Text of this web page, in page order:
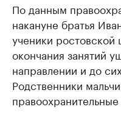
По данным
накануне братья
ученики
окончания занятий
направлении и до
Родственники
правоохранительные